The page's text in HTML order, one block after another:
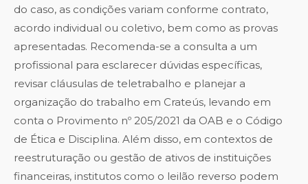
do caso, as condições variam conforme contrato,
acordo individual ou coletivo, bem como as provas
apresentadas. Recomenda-se a consulta a um
profissional para esclarecer dúvidas específicas,
revisar cláusulas de teletrabalho e planejar a
organização do trabalho em Crateús, levando em
conta o Provimento nº 205/2021 da OAB e o Código
de Ética e Disciplina. Além disso, em contextos de
reestruturação ou gestão de ativos de instituições
financeiras, institutos como o leilão reverso podem